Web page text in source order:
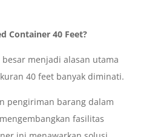
Container 40 Feet?
menjadi alasan utama
40 feet banyak diminati.
pengiriman barang dalam
fasilitas